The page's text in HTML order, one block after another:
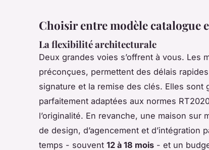
Choisir entre modèle catalogue
La flexibilité architecturale
Deux grandes voies s’offrent à vous. Les
préconçues, permettent des délais
signature et la remise des clés. Elles sont
parfaitement adaptées aux normes
l’originalité. En revanche, une maison
de design, d’agencement et d’intégration
temps - souvent 12 à 18 mois - et un